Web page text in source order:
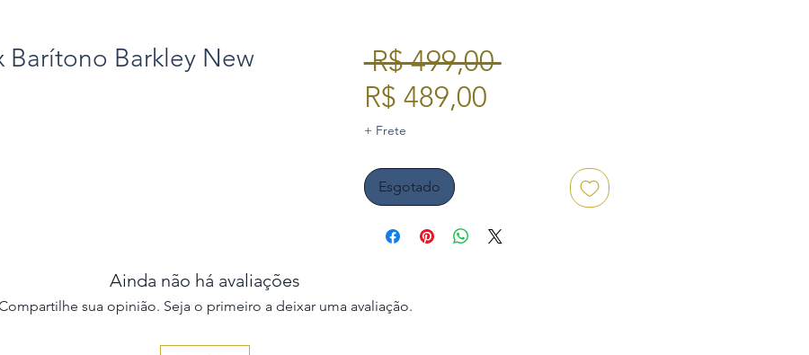
Barítono Barkley New
R$ 499,00 Preço
R$ 489,00Preço
+ Frete
Esgotado
Ainda não há avaliações
sua opinião. Seja o primeiro a deixar uma avaliação.